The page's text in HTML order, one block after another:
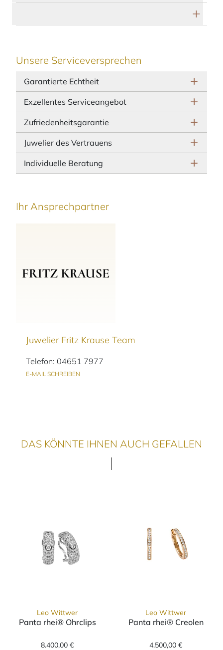
Ihr Ansprechpartner
Juwelier Fritz Krause Team
Telefon: 04651 7977
E-MAIL SCHREIBEN
Unsere Serviceversprechen
Garantierte Echtheit
Exzellentes Serviceangebot
Zufriedenheitsgarantie
Juwelier des Vertrauens
Individuelle Beratung
DAS KÖNNTE IHNEN AUCH GEFALLEN
Leo Wittwer
Panta rhei® Ohrclips
8.400,00 €
Leo Wittwer
Panta rhei® Creolen
4.500,00 €